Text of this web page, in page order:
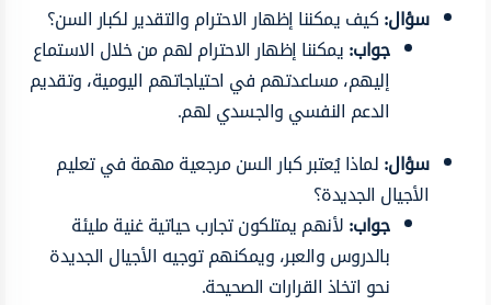
سؤال:كيف يمكننا إظهار الاحترام والتقدير لكبار السن؟
جواب:يمكننا إظهار الاحترام لهم من خلال الاستماع
إليهم، مساعدتهم في احتياجاتهم اليومية، وتقديم
الدعم النفسي والجسدي لهم.
سؤال:لماذا يُعتبر كبار السن مرجعية مهمة في تعليم
الأجيال الجديدة؟
جواب:لأنهم يمتلكون تجارب حياتية غنية مليئة
بالدروس والعبر، ويمكنهم توجيه الأجيال الجديدة
نحو اتخاذ القرارات الصحيحة.